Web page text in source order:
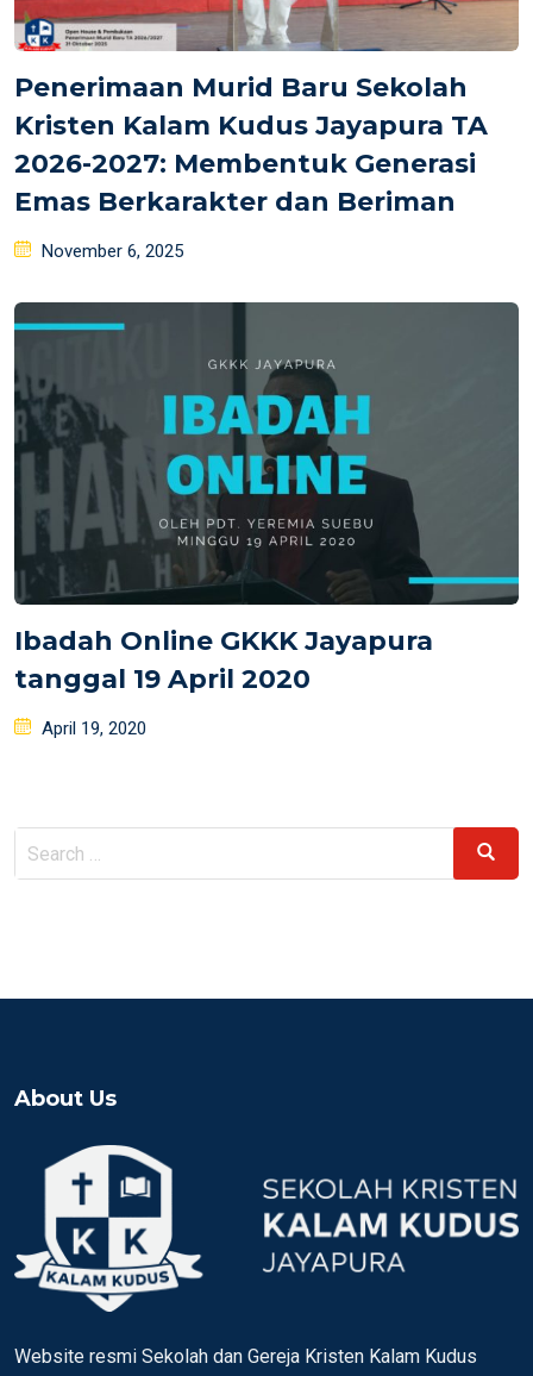
Penerimaan Murid Baru Sekolah
Kristen Kalam Kudus Jayapura TA
2026-2027: Membentuk Generasi
Emas Berkarakter dan Beriman
Posted
November 6, 2025
Ibadah Online GKKK Jayapura
tanggal 19 April 2020
Posted
April 19, 2020
Search
for:
Search
About Us
Website resmi Sekolah dan Gereja Kristen Kalam Kudus